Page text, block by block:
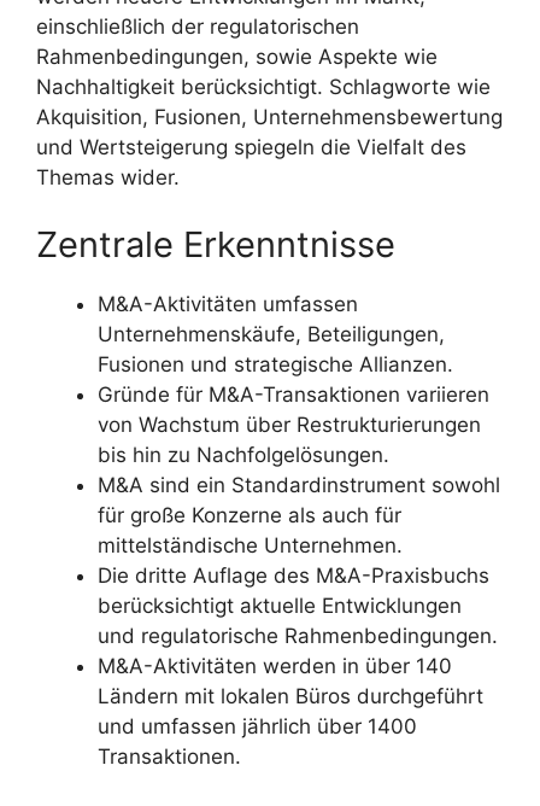
einschließlich der regulatorischen
Rahmenbedingungen, sowie Aspekte wie
Nachhaltigkeit berücksichtigt. Schlagworte wie
Akquisition, Fusionen, Unternehmensbewertung
und Wertsteigerung spiegeln die Vielfalt des
Themas wider.
Zentrale Erkenntnisse
M&A-Aktivitäten umfassen
Unternehmenskäufe, Beteiligungen,
Fusionen und strategische Allianzen.
Gründe für M&A-Transaktionen variieren
von Wachstum über Restrukturierungen
bis hin zu Nachfolgelösungen.
M&A sind ein Standardinstrument sowohl
für große Konzerne als auch für
mittelständische Unternehmen.
Die dritte Auflage des M&A-Praxisbuchs
berücksichtigt aktuelle Entwicklungen
und regulatorische Rahmenbedingungen.
M&A-Aktivitäten werden in über 140
Ländern mit lokalen Büros durchgeführt
und umfassen jährlich über 1400
Transaktionen.